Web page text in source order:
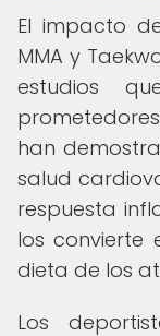
El impacto
MMA y
estudios
han
salud
respuesta
los convierte
dieta de los
Los